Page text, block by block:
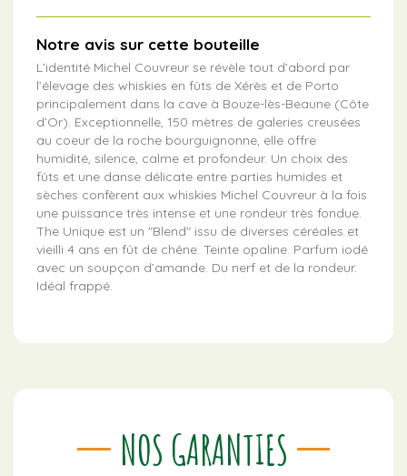
Notre avis sur cette bouteille
L’identité Michel Couvreur se révèle tout d’abord par
l’élevage des whiskies en fûts de Xérès et de Porto
principalement dans la cave à Bouze-lès-Beaune (Côte
d’Or). Exceptionnelle, 150 mètres de galeries creusées
au coeur de la roche bourguignonne, elle offre
humidité, silence, calme et profondeur. Un choix des
fûts et une danse délicate entre parties humides et
sèches confèrent aux whiskies Michel Couvreur à la fois
une puissance très intense et une rondeur très fondue.
The Unique est un "Blend" issu de diverses céréales et
vieilli 4 ans en fût de chêne. Teinte opaline. Parfum iodé
avec un soupçon d’amande. Du nerf et de la rondeur.
Idéal frappé.
NOS GARANTIES